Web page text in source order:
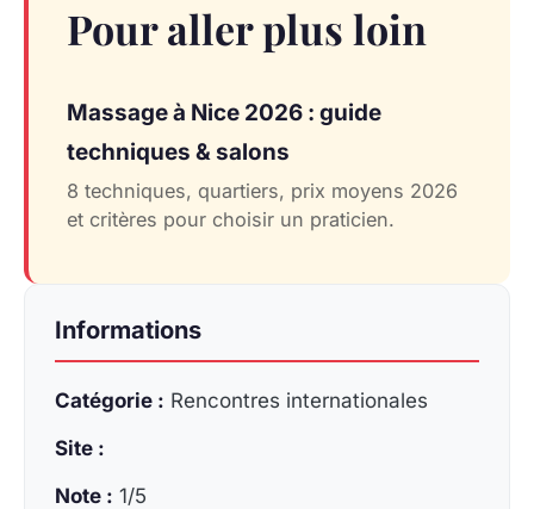
Pour aller plus loin
Massage à Nice 2026 : guide
techniques & salons
8 techniques, quartiers, prix moyens 2026
et critères pour choisir un praticien.
Informations
Catégorie : Rencontres internationales
Site :
Note : 1/5